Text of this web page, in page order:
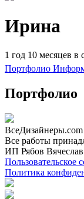
Ирина
1 год 10 месяцев в
Портфолио
Портфолио
Все работы
ИП Рябов
Пользовательское
Политика